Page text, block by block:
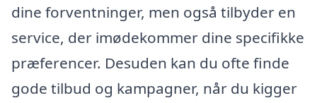
dine forventninger, men også tilbyder en
service, der imødekommer dine specifikke
præferencer. Desuden kan du ofte finde
gode tilbud og kampagner, når du kigger